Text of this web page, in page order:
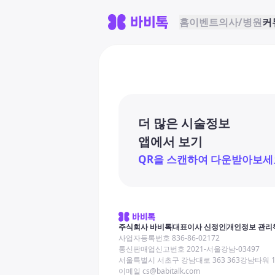
홈이벤트의사/병원커
더 많은 시술정보
앱에서 보기
QR을 스캔하여 다운받아보세
주식회사 바비톡대표이사 신정인개인정보 관리
사업자등록번호 836-86-02172
통신판매업신고번호 2021-서울강남-03497
서울특별시 서초구 강남대로 363 363강남타워
이메일 cs@babitalk.com